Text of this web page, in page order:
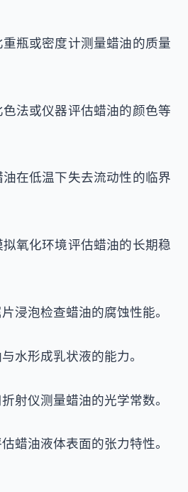
瓶或密度计测量蜡油的质量
法或仪器评估蜡油的颜色等
在低温下失去流动性的临界
氧化环境评估蜡油的长期稳
浸泡检查蜡油的腐蚀性能。
水形成乳状液的能力。
射仪测量蜡油的光学常数。
蜡油液体表面的张力特性。